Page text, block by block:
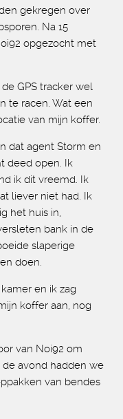
gekregen over
Na 15
opgezocht met
GPS tracker wel
te racen. Wat een
van mijn koffer.
dat agent Storm en
deed open. Ik
ik dit vreemd. Ik
liever niet had. Ik
het huis in,
bank in de
slaperige
doen.
en ik zag
koffer aan, nog
van Noi92 om
avond hadden we
van bendes